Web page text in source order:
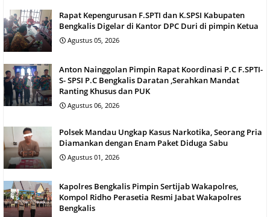
Rapat Kepengurusan F.SPTI dan K.SPSI Kabupaten
Bengkalis Digelar di Kantor DPC Duri di pimpin Ketua
Agustus 05, 2026
Anton Nainggolan Pimpin Rapat Koordinasi P.C F.SPTI-
S- SPSI P.C Bengkalis Daratan ,Serahkan Mandat
Ranting Khusus dan PUK
Agustus 06, 2026
Polsek Mandau Ungkap Kasus Narkotika, Seorang Pria
Diamankan dengan Enam Paket Diduga Sabu
Agustus 01, 2026
Kapolres Bengkalis Pimpin Sertijab Wakapolres,
Kompol Ridho Perasetia Resmi Jabat Wakapolres
Bengkalis